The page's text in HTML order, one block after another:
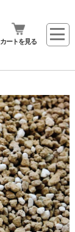
カートを見る